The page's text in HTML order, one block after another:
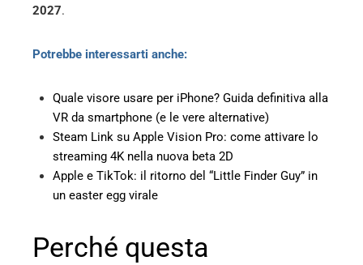
2027.
Potrebbe interessarti anche:
Quale visore usare per iPhone? Guida definitiva alla
VR da smartphone (e le vere alternative)
Steam Link su Apple Vision Pro: come attivare lo
streaming 4K nella nuova beta 2D
Apple e TikTok: il ritorno del “Little Finder Guy” in
un easter egg virale
Perché questa